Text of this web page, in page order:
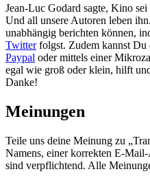
Jean-Luc Godard sagte, Kino
Und all unsere Autoren leben
unabhängig berichten können,
Twitterfolgst. Zudem kannst Du
Paypal oder mittels einer
egal wie groß oder klein, hilft
Danke!
Meinungen
Teile uns deine Meinung zu
Namens, einer korrekten E-
sind verpflichtend. Alle